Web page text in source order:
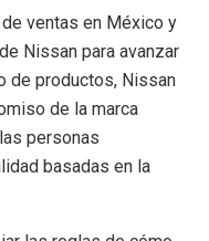
ventas en México y
Nissan para avanzar
de productos, Nissan
de la marca
personas
basadas en la